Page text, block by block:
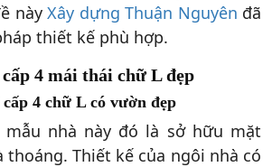
nàyXây dựng Thuận Nguyên đã
thiết kế phù hợp.
4 mái thái chữ L đẹp
4 chữ L có vườn đẹp
nhà này đó là sở hữu mặt
thoáng. Thiết kế của ngôi nhà có